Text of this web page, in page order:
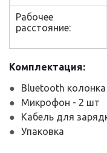
Рабочее
расстояние:
Комплектация:
Bluetooth колонка
Микрофон - 2 шт
Кабель для
Упаковка